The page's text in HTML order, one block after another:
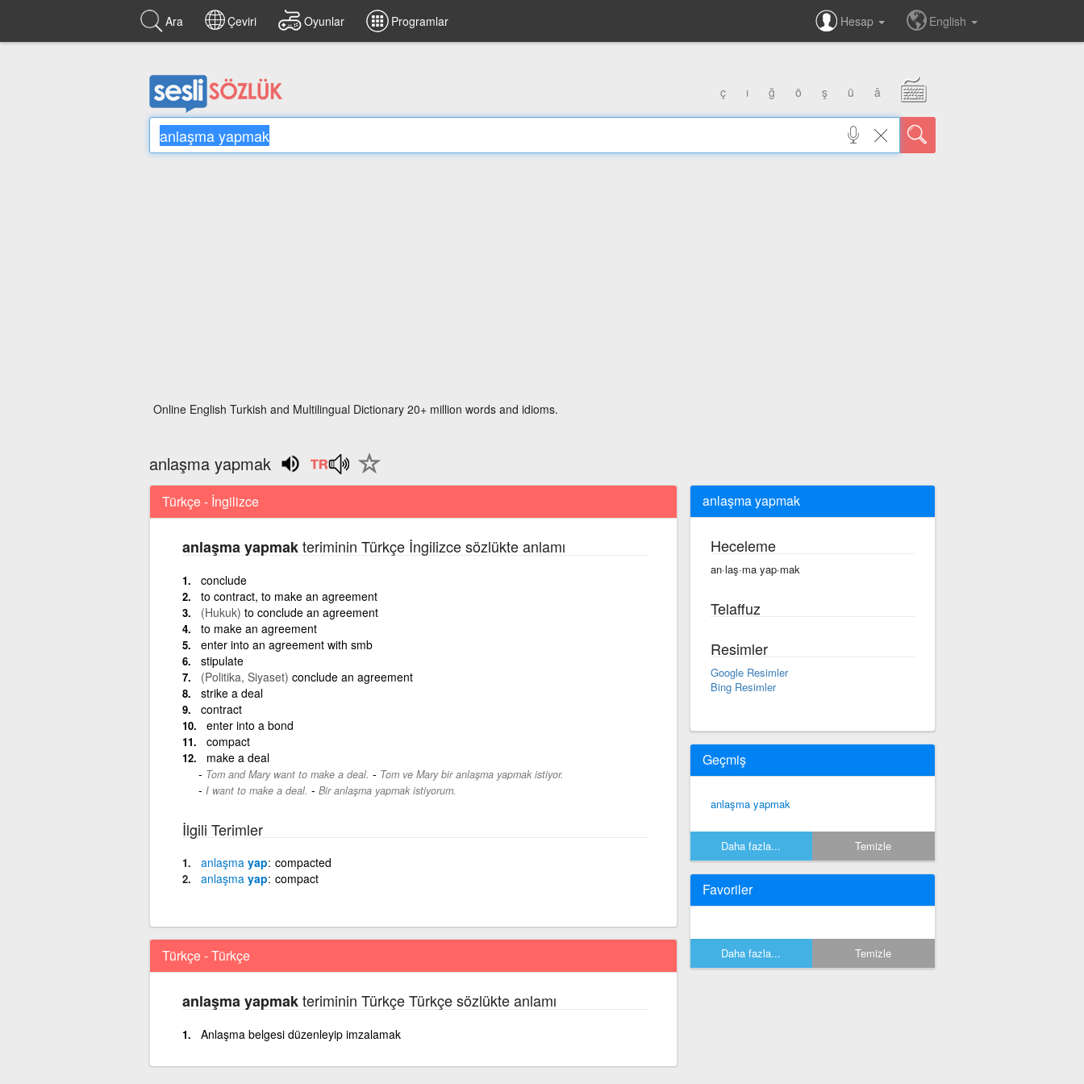
Ara Çeviri Oyunlar Programlar Hesap English
ç ı ğ ö ş ü â
Online English Turkish and Multilingual Dictionary 20+ million words and idioms.
anlaşma yapmak
Türkçe - İngilizce
anlaşma yapmakteriminin Türkçe İngilizce sözlükte anlamı
conclude
to contract, to make an agreement
(Hukuk) to conclude an agreement
to make an agreement
enter into an agreement with smb
stipulate
(Politika, Siyaset) conclude an agreement
strike a deal
contract
enter into a bond
compact
make a deal
Tom and Mary want to make a deal. - Tom ve Mary bir anlaşma yapmak istiyor.
I want to make a deal. - Bir anlaşma yapmak istiyorum.
İlgili Terimler
anlaşma yap compacted
anlaşma yap compact
Türkçe - Türkçe
anlaşma yapmakteriminin Türkçe Türkçe sözlükte anlamı
Anlaşma belgesi düzenleyip imzalamak
anlaşma yapmak
Heceleme
an·laş·ma yap·mak
Telaffuz
Resimler
Google Resimler
Bing Resimler
Geçmiş
anlaşma yapmak
Daha fazla... Temizle
Favoriler
Daha fazla... Temizle